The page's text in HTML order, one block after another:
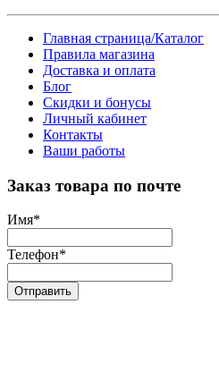
Главная страница/Каталог
Правила магазина
Доставка и оплата
Блог
Скидки и бонусы
Личный кабинет
Контакты
Ваши работы
Заказ товара по почте
Имя*
Телефон*
Отправить